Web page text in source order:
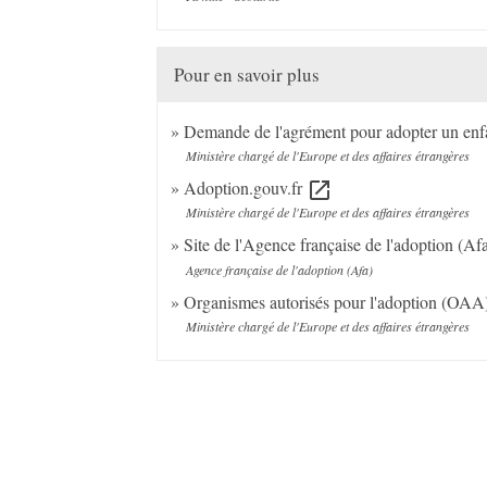
Pour en savoir plus
Demande de l'agrément pour adopter un
Ministère chargé de l'Europe et des affaires étrangères
Adoption.gouv.fr open_in_new
Ministère chargé de l'Europe et des affaires étrangères
Site de l'Agence française de l'adoption
Agence française de l'adoption (Afa)
Organismes autorisés pour l'adoption
Ministère chargé de l'Europe et des affaires étrangères